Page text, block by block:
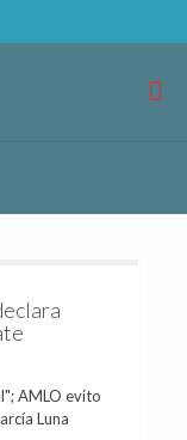
AMLO evito
Luna